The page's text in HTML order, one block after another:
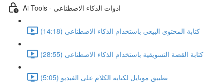
Ai Tools - ادوات الذكاء الاصطناعى
كتابة المحتوى البيعي باستخدام الذكاء الاصطناعى (14:18)
كتابة القصة التسويقية باستخدام الذكاء الاصطناعى (28:55)
تطبيق موبايل لكتابة الكلام على الفيديو (5:05)